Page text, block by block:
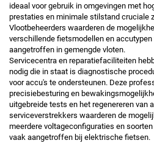
ideaal voor gebruik in omgevingen met
prestaties en minimale stilstand cruciale
Vlootbeheerders waarderen de
verschillende fietsmodellen en
aangetroffen in gemengde vloten.
Servicecentra en reparatiefaciliteiten
nodig die in staat is diagnostische
voor accu's te ondersteunen. Deze
precisiebesturing en
uitgebreide tests en het regenereren van
serviceverstrekkers waarderen de
meerdere voltageconfiguraties en
vaak aangetroffen bij elektrische fietsen.